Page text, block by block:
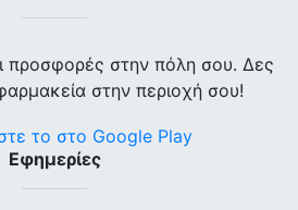
προσφορές στην πόλη σου. Δες
στην περιοχή σου!
Εφημερίες